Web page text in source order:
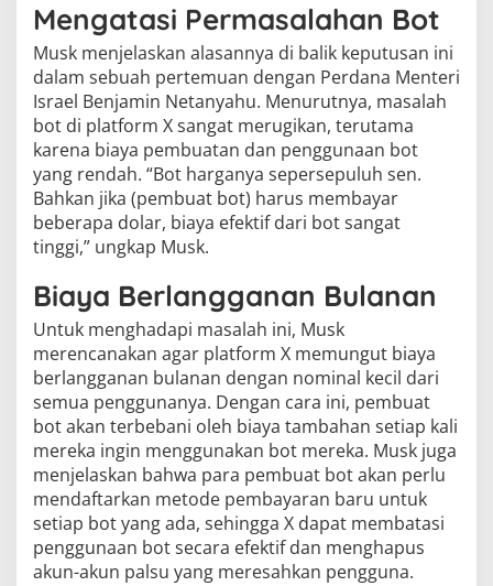
Mengatasi Permasalahan Bot
Musk menjelaskan alasannya di balik keputusan ini
dalam sebuah pertemuan dengan Perdana Menteri
Israel Benjamin Netanyahu. Menurutnya, masalah
bot di platform X sangat merugikan, terutama
karena biaya pembuatan dan penggunaan bot
yang rendah. “Bot harganya sepersepuluh sen.
Bahkan jika (pembuat bot) harus membayar
beberapa dolar, biaya efektif dari bot sangat
tinggi,” ungkap Musk.
Biaya Berlangganan Bulanan
Untuk menghadapi masalah ini, Musk
merencanakan agar platform X memungut biaya
berlangganan bulanan dengan nominal kecil dari
semua penggunanya. Dengan cara ini, pembuat
bot akan terbebani oleh biaya tambahan setiap kali
mereka ingin menggunakan bot mereka. Musk juga
menjelaskan bahwa para pembuat bot akan perlu
mendaftarkan metode pembayaran baru untuk
setiap bot yang ada, sehingga X dapat membatasi
penggunaan bot secara efektif dan menghapus
akun-akun palsu yang meresahkan pengguna.